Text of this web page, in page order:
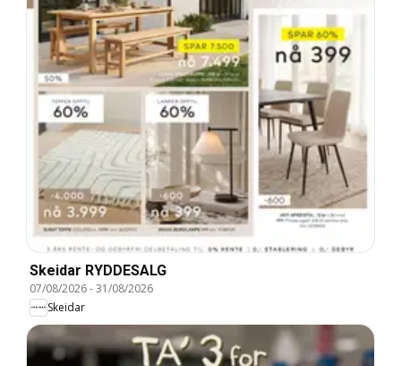
Skeidar RYDDESALG
07/08/2026-31/08/2026
Skeidar